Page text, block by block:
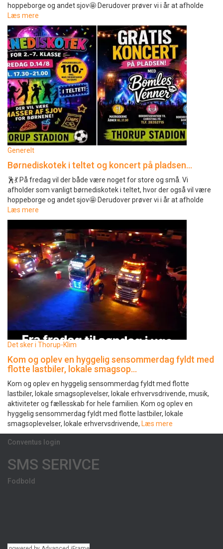
hoppeborge og andet sjov🤩 Derudover prøver vi i år at afholde
Læs mere
Generelt
Børnediskotek i teltet og koncert på pladsen…
🕺💃 På fredag vil der både være noget for store og små. Vi
afholder som vanligt børnediskotek i teltet, hvor der også vil være
hoppeborge og andet sjov🤩 Derudover prøver vi i år at afholde
Læs mere
Det sker i Thorup-Klim
Kom og oplev en hyggelig sensommerdag fyldt med
flotte lastbiler, lokale smagsop…
Kom og oplev en hyggelig sensommerdag fyldt med flotte
lastbiler, lokale smagsoplevelser, lokale erhvervsdrivende, musik,
aktiviteter og fællesskab for hele familien. Kom og oplev en
hyggelig sensommerdag fyldt med flotte lastbiler, lokale
smagsoplevelser, lokale erhvervsdrivende, Læs mere
Conventus login
SMS SERIVCE
Fodbold